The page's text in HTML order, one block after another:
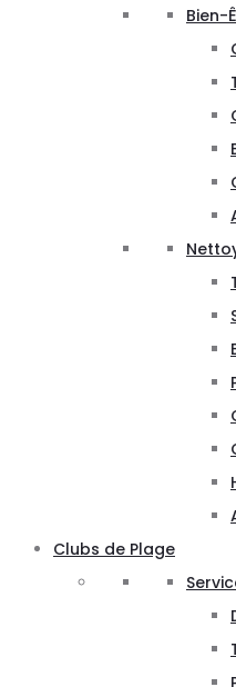
Bien-
Clubs de Plage